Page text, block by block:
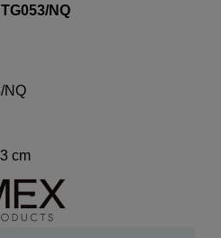
NQ
NQ
cm